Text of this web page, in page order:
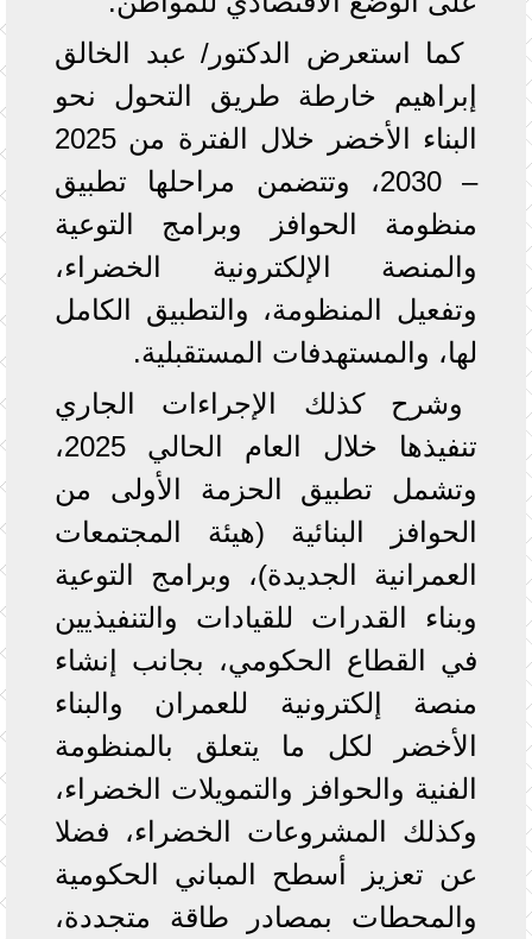
كما استعرض الدكتور/ عبد الخالق
إبراهيم خارطة طريق التحول نحو
البناء الأخضر خلال الفترة من 2025
– 2030، وتتضمن مراحلها تطبيق
منظومة الحوافز وبرامج التوعية
والمنصة الإلكترونية الخضراء،
وتفعيل المنظومة، والتطبيق الكامل
لها، والمستهدفات المستقبلية.
وشرح كذلك الإجراءات الجاري
تنفيذها خلال العام الحالي 2025،
وتشمل تطبيق الحزمة الأولى من
الحوافز البنائية (هيئة المجتمعات
العمرانية الجديدة)، وبرامج التوعية
وبناء القدرات للقيادات والتنفيذيين
في القطاع الحكومي، بجانب إنشاء
منصة إلكترونية للعمران والبناء
الأخضر لكل ما يتعلق بالمنظومة
الفنية والحوافز والتمويلات الخضراء،
وكذلك المشروعات الخضراء، فضلا
عن تعزيز أسطح المباني الحكومية
والمحطات بمصادر طاقة متجددة،